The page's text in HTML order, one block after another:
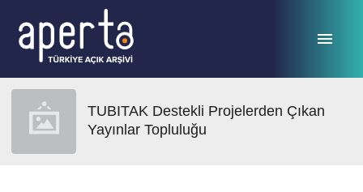
TUBITAK Destekli Projelerden Çıkan
Yayınlar Topluluğu